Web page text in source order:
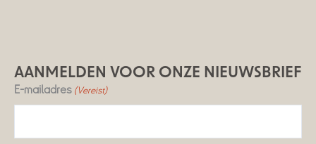
AANMELDEN VOOR ONZE NIEUWSBRIEF
E-mailadres (Vereist)